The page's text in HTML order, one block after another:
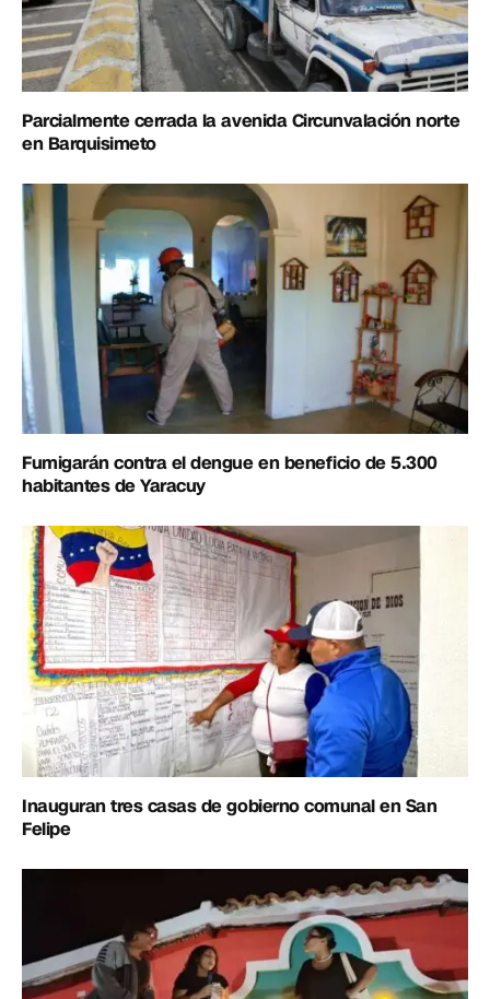
Parcialmente cerrada la avenida Circunvalación norte
en Barquisimeto
Fumigarán contra el dengue en beneficio de 5.300
habitantes de Yaracuy
Inauguran tres casas de gobierno comunal en San
Felipe